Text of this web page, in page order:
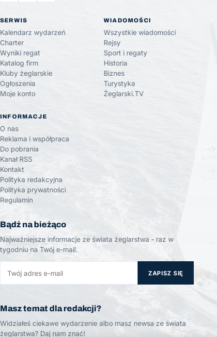
SERWIS
Kalendarz wydarzeń
Charter
Wyniki regat
Katalog firm
Kluby żeglarskie
Ogłoszenia
Moje konto
WIADOMOŚCI
Wszystkie wiadomości
Rejsy
Sport i regaty
Historia
Biznes
Turystyka
Żeglarski.TV
INFORMACJE
O nas
Reklama i współpraca
Do pobrania
Kanał RSS
Kontakt
Polityka redakcyjna
Polityka prywatności
Regulamin
Bądź na bieżąco
Najważniejsze informacje ze świata żeglarstwa - raz w
tygodniu na Twój e-mail.
ZAPISZ SIĘ
Masz temat dla redakcji?
Widziałeś ciekawe wydarzenie albo masz newsa ze świata
żeglarstwa? Daj nam znać!